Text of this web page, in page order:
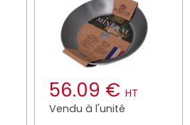
56.09 € HT
Vendu à l'unité